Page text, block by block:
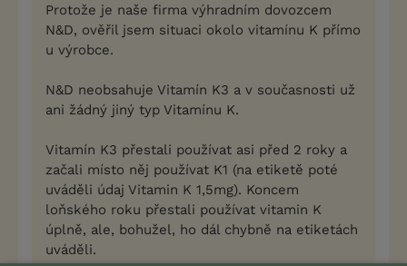
Protože je naše firma výhradním dovozcem
N&D, ověřil jsem situaci okolo vitamínu K přímo
u výrobce.
N&D neobsahuje Vitamín K3 a v současnosti už
ani žádný jiný typ Vitamínu K.
Vitamín K3 přestali používat asi před 2 roky a
začali místo něj používat K1 (na etiketě poté
uváděli údaj Vitamin K 1,5mg). Koncem
loňského roku přestali používat vitamin K
úplně, ale, bohužel, ho dál chybně na etiketách
uváděli.